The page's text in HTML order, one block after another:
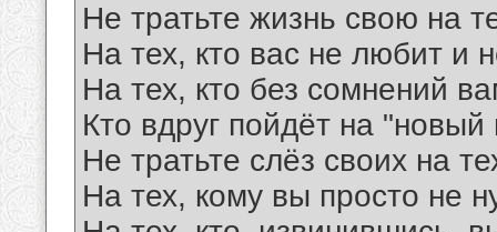
Не тратьте жизнь свою на
На тех, кто вас не любит и
На тех, кто без сомнений
Кто вдруг пойдёт на "новый
Не тратьте слёз своих на
На тех, кому вы просто не